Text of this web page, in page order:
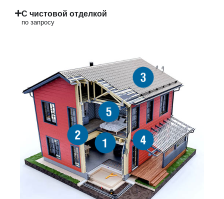
С чистовой отделкой
по запросу
1
2
3
4
5